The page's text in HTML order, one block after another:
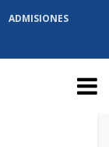
ADMISIONES